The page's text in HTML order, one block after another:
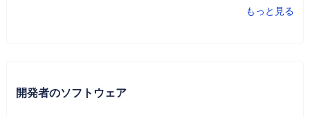
もっと見る
開発者のソフトウェア